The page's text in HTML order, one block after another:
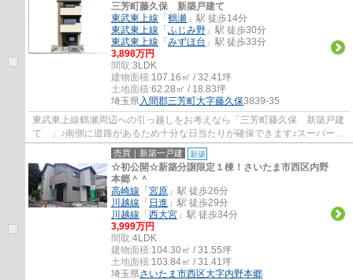
三芳町藤久保 新築戸建て
東武東上線 「 鶴瀬 」駅 徒歩14分
東武東上線 「 ふじみ野 」駅 徒歩30分
東武東上線 「 みずほ台 」駅 徒歩33分
3,898万円
間取:3LDK
建物面積:107.16㎡ / 32.41坪
土地面積:62.28㎡ / 18.83坪
埼玉県入間郡三芳町大字藤久保3839-35
東武東上線鶴瀬周辺への引っ越しをお考えなら「三芳町藤久保 新築戸建
て 」♪南側に道路があるため十分な日当たりが確保できます♪スーパーが
近くにあるので、買い忘れがあっても困る...
売買｜新築一戸建 新築
☆初公開☆新築分譲限定１棟！さいたま市西区内野
本郷＾＾
高崎線 「 宮原 」駅 徒歩26分
川越線 「 日進 」駅 徒歩29分
川越線 「 西大宮 」駅 徒歩34分
3,999万円
間取:4LDK
建物面積:104.30㎡ / 31.55坪
土地面積:103.84㎡ / 31.41坪
埼玉県さいたま市西区大字内野本郷